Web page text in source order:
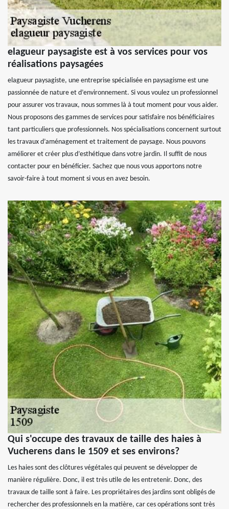
elagueur paysagiste est à vos services pour vos
réalisations paysagées
elagueur paysagiste, une entreprise spécialisée en paysagisme est une
passionnée de nature et d’environnement. Si vous voulez un professionnel
pour assurer vos travaux, nous sommes là à tout moment pour vous aider.
Nous proposons des gammes de services pour satisfaire nos bénéficiaires
tant particuliers que professionnels. Nos spécialisations concernent surtout
les travaux d’aménagement et traitement de paysage. Nous pouvons
améliorer et créer plus d’esthétique dans votre jardin. Il suffit de nous
contacter pour en bénéficier. Sachez que nous vous apportons notre
savoir-faire à tout moment si vous en avez besoin.
Qui s'occupe des travaux de taille des haies à
Vucherens dans le 1509 et ses environs?
Les haies sont des clôtures végétales qui peuvent se développer de
manière régulière. Donc, il est très utile de les entretenir. Donc, des
travaux de taille sont à faire. Les propriétaires des jardins sont obligés de
rechercher des professionnels en la matière, car ces opérations sont très